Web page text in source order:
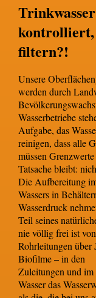
kontrolliert,
filtern?!
Unsere
werden durch
Wasserbetriebe
Aufgabe, das
reinigen, dass alle
müssen
Tatsache bleibt:
Die Aufbereitung
Wassers in
Wasserdruck
Teil seines
nie völlig frei ist
Rohrleitungen über
Biofilme – in den
Zuleitungen und
Wasser das